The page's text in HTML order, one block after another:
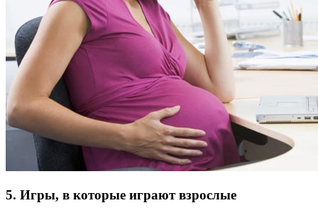
5. Игры, в которые играют взрослые